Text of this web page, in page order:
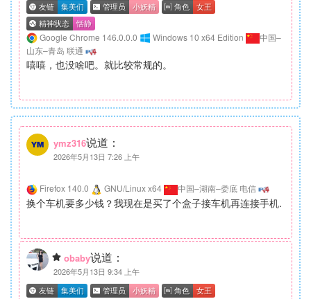
Google Chrome 146.0.0.0 Windows 10 x64 Edition
中国–
山东–青岛 联通
嘻嘻，也没啥吧。就比较常规的。
ymz316说道：
2026年5月13日 7:26 上午
Firefox 140.0 GNU/Linux x64 中国–湖南–娄底 电信
换个车机要多少钱？我现在是买了个盒子接车机再连接手机.
obaby说道：
2026年5月13日 9:34 上午